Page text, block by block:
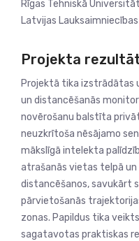
Rīgas Tehniskā
Latvijas
Projekta
Projektā tika izstrādātas
un distancēšanās
novērošanu balstīta
neuzkrītoša nēsājamo
mākslīgā intelekta
atrašanās vietas telpā
distancēšanos, savukārt
pārvietošanās
zonas. Papildus tika
sagatavotas praktiskas